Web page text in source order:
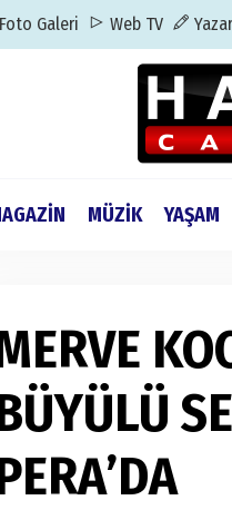
Foto Galeri Web TV
MÜZİK YAŞAM